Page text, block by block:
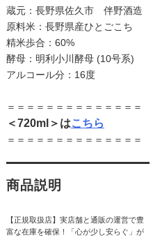
蔵元：長野県佐久市 伴野酒造
原料米：長野県産ひとごこち
精米歩合：60%
酵母：明利小川酵母 (10号系)
アルコール分：16度
＝＝＝＝＝＝＝＝＝＝＝＝＝＝
＜720ml＞はこちら
＝＝＝＝＝＝＝＝＝＝＝＝＝＝
商品説明
【正規取扱店】実店舗と通販の運営で豊
富な在庫を確保！「心が少し安らぐ」が